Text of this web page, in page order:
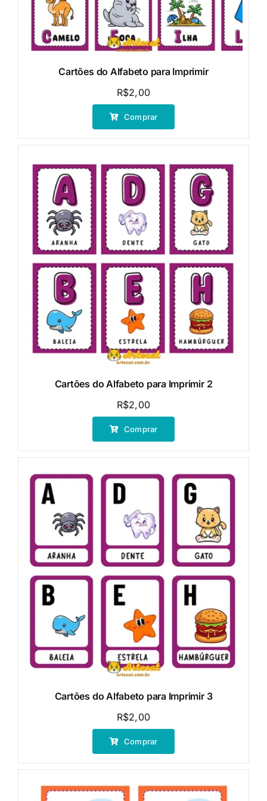
Cartões do Alfabeto para Imprimir
R$2,00
Comprar
Cartões do Alfabeto para Imprimir 2
R$2,00
Comprar
Cartões do Alfabeto para Imprimir 3
R$2,00
Comprar